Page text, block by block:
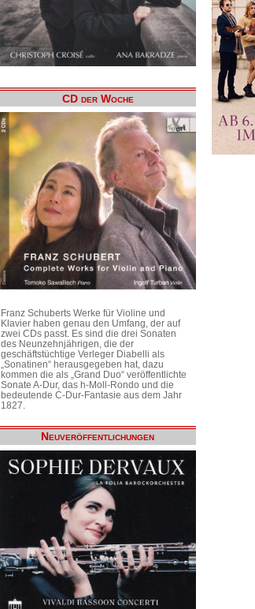
CD der Woche
Franz Schuberts Werke für Violine und
Klavier haben genau den Umfang, der auf
zwei CDs passt. Es sind die drei Sonaten
des Neunzehnjährigen, die der
geschäftstüchtige Verleger Diabelli als
„Sonatinen“ herausgegeben hat, dazu
kommen die als „Grand Duo“ veröffentlichte
Sonate A-Dur, das h-Moll-Rondo und die
bedeutende C-Dur-Fantasie aus dem Jahr
1827.
Neuveröffentlichungen